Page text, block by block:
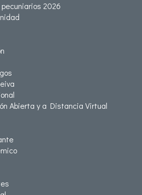
2026
Abierta y a Distancia Virtual